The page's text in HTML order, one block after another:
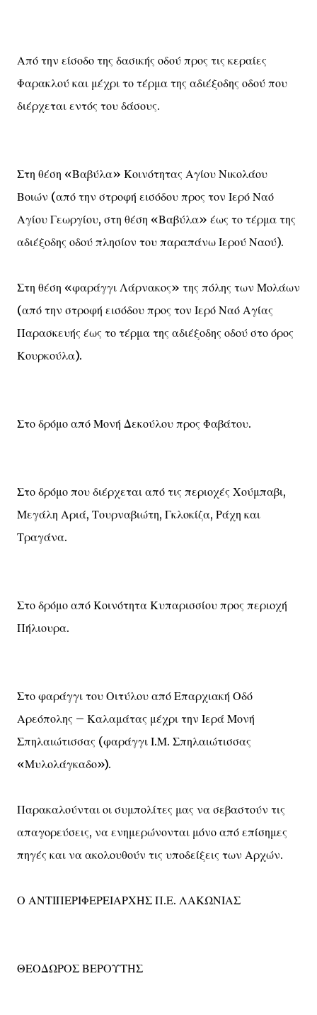
Από την είσοδο της δασικής οδού προς τις κεραίες
Φαρακλού και μέχρι το τέρμα της αδιέξοδης οδού που
διέρχεται εντός του δάσους.
Στη θέση «Βαβύλα» Κοινότητας Αγίου Νικολάου
Βοιών (από την στροφή εισόδου προς τον Ιερό Ναό
Αγίου Γεωργίου, στη θέση «Βαβύλα» έως το τέρμα της
αδιέξοδης οδού πλησίον του παραπάνω Ιερού Ναού).
Στη θέση «φαράγγι Λάρνακος» της πόλης των Μολάων
(από την στροφή εισόδου προς τον Ιερό Ναό Αγίας
Παρασκευής έως το τέρμα της αδιέξοδης οδού στο όρος
Κουρκούλα).
Στο δρόμο από Μονή Δεκούλου προς Φαβάτου.
Στο δρόμο που διέρχεται από τις περιοχές Χούμπαβι,
Μεγάλη Αριά, Τουρναβιώτη, Γκλοκίζα, Ράχη και
Τραγάνα.
Στο δρόμο από Κοινότητα Κυπαρισσίου προς περιοχή
Πήλιουρα.
Στο φαράγγι του Οιτύλου από Επαρχιακή Οδό
Αρεόπολης – Καλαμάτας μέχρι την Ιερά Μονή
Σπηλαιώτισσας (φαράγγι Ι.Μ. Σπηλαιώτισσας
«Μυλολάγκαδο»).
Παρακαλούνται οι συμπολίτες μας να σεβαστούν τις
απαγορεύσεις, να ενημερώνονται μόνο από επίσημες
πηγές και να ακολουθούν τις υποδείξεις των Αρχών.
Ο ΑΝΤΙΠΕΡΙΦΕΡΕΙΑΡΧΗΣ Π.Ε. ΛΑΚΩΝΙΑΣ
ΘΕΟΔΩΡΟΣ ΒΕΡΟΥΤΗΣ